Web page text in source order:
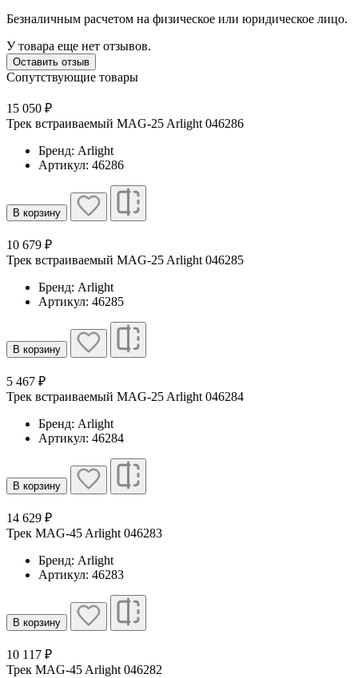
Безналичным расчетом на физическое или юридическое лицо.
У товара еще нет отзывов.
Оставить отзыв
Сопутствующие товары
15 050 ₽
Трек встраиваемый MAG-25 Arlight 046286
Бренд: Arlight
Артикул: 46286
В корзину
10 679 ₽
Трек встраиваемый MAG-25 Arlight 046285
Бренд: Arlight
Артикул: 46285
В корзину
5 467 ₽
Трек встраиваемый MAG-25 Arlight 046284
Бренд: Arlight
Артикул: 46284
В корзину
14 629 ₽
Трек MAG-45 Arlight 046283
Бренд: Arlight
Артикул: 46283
В корзину
10 117 ₽
Трек MAG-45 Arlight 046282